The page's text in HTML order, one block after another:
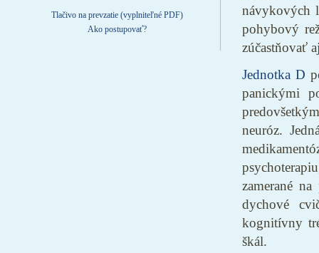
návykových
pohybový
zúčastňovať
Jednotka D
panickými
neuróz.
zamerané
dychové
kognitívny
škál.
Tlačivo na prevzatie (vyplniteľné PDF)
Ako postupovať?